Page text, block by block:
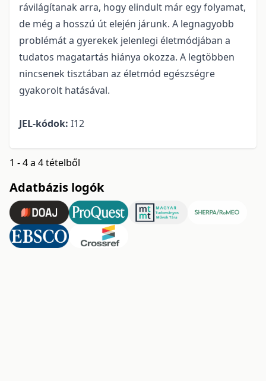
rávilágítanak arra, hogy elindult már egy folyamat,
de még a hosszú út elején járunk. A legnagyobb
problémát a gyerekek jelenlegi életmódjában a
tudatos magatartás hiánya okozza. A legtöbben
nincsenek tisztában az életmód egészségre
gyakorolt hatásával.
JEL-kódok: I12
1 - 4 a 4 tételből
Adatbázis logók